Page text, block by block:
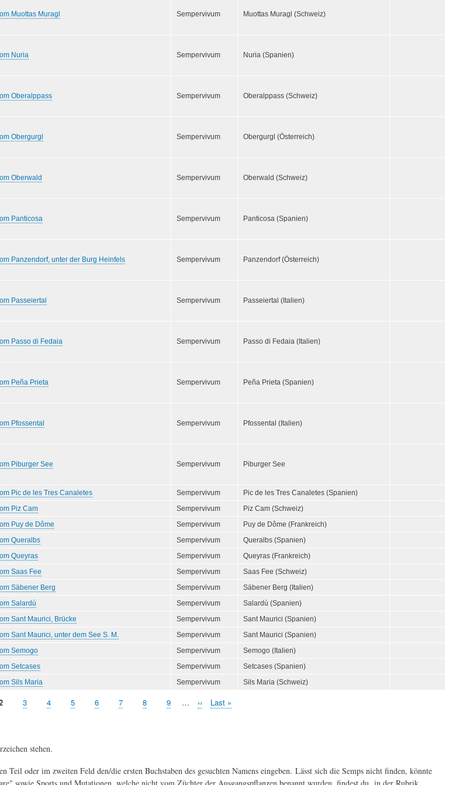
Muottas Muragl Sempervivum Muottas Muragl (Schweiz)
Nuria Sempervivum Nuria (Spanien)
Oberalppass Sempervivum Oberalppass (Schweiz)
Obergurgl Sempervivum Obergurgl (Österreich)
Oberwald Sempervivum Oberwald (Schweiz)
Panticosa Sempervivum Panticosa (Spanien)
Panzendorf, unter der Burg Heinfels Sempervivum Panzendorf (Österreich)
Passeiertal Sempervivum Passeiertal (Italien)
Passo di Fedaia Sempervivum Passo di Fedaia (Italien)
Peña Prieta Sempervivum Peña Prieta (Spanien)
Pfossental Sempervivum Pfossental (Italien)
Piburger See Sempervivum Piburger See
Pic de les Tres Canaletes Sempervivum
Pic de les Tres Canaletes (Spanien)
Piz Cam
Sempervivum
Piz Cam (Schweiz)
Puy de Dôme
Sempervivum
Puy de Dôme (Frankreich)
Queralbs
Sempervivum
Queralbs (Spanien)
Queyras
Sempervivum
Queyras (Frankreich)
Saas Fee
Sempervivum
Saas Fee (Schweiz)
Säbener Berg
Sempervivum
Säbener Berg (Italien)
Salardú
Sempervivum
Salardú (Spanien)
Sant Maurici, Brücke
Sempervivum
Sant Maurici (Spanien)
Sant Maurici, unter dem See S. M.
Sempervivum
Sant Maurici (Spanien)
Semogo
Sempervivum
Semogo (Italien)
Setcases
Sempervivum
Setcases (Spanien)
Sils Maria
Sempervivum Sils Maria (Schweiz)
Seite
3 Seite
4 Seite
5 Seite
6 Seite
7 Seite
8 Seite
9 …
Nächste
››
Letzte
Last »
stehen.
oder im zweiten Feld den/die ersten Buchstaben des gesuchten Namens eingeben. Lässt sich die Semps nicht finden, könnte
sowie Sports und Mutationen, welche nicht vom Züchter der Ausgangspflanzen benannt wurden, findest du in der Rubrik